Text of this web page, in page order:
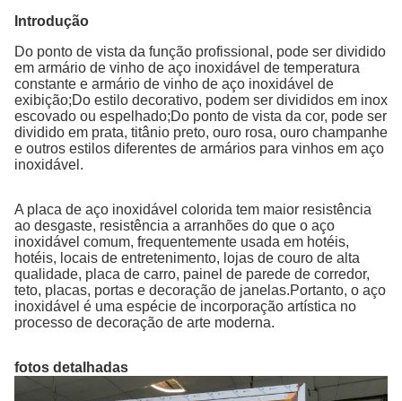
Introdução
Do ponto de vista da função profissional, pode ser dividido
em armário de vinho de aço inoxidável de temperatura
constante e armário de vinho de aço inoxidável de
exibição;Do estilo decorativo, podem ser divididos em inox
escovado ou espelhado;Do ponto de vista da cor, pode ser
dividido em prata, titânio preto, ouro rosa, ouro champanhe
e outros estilos diferentes de armários para vinhos em aço
inoxidável.
A placa de aço inoxidável colorida tem maior resistência
ao desgaste, resistência a arranhões do que o aço
inoxidável comum, frequentemente usada em hotéis,
hotéis, locais de entretenimento, lojas de couro de alta
qualidade, placa de carro, painel de parede de corredor,
teto, placas, portas e decoração de janelas.Portanto, o aço
inoxidável é uma espécie de incorporação artística no
processo de decoração de arte moderna.
fotos detalhadas